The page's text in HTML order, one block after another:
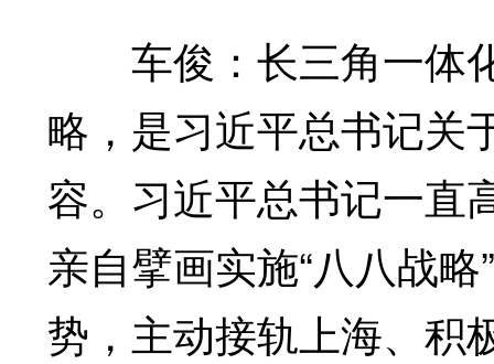
车俊：长三角一体
略，是习近平总书记关
容。习近平总书记一直
亲自擘画实施“八八战
势，主动接轨上海、积